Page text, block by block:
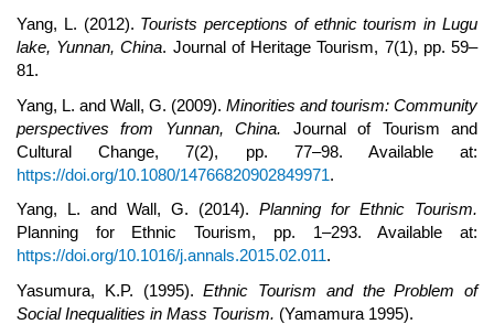
Yang, L. (2012). Tourists perceptions of ethnic tourism in Lugu
lake, Yunnan, China. Journal of Heritage Tourism, 7(1), pp. 59–
81.
Yang, L. and Wall, G. (2009). Minorities and tourism: Community
perspectives from Yunnan, China. Journal of Tourism and
Cultural Change, 7(2), pp. 77–98. Available at:
https://doi.org/10.1080/14766820902849971.
Yang, L. and Wall, G. (2014). Planning for Ethnic Tourism.
Planning for Ethnic Tourism, pp. 1–293. Available at:
https://doi.org/10.1016/j.annals.2015.02.011.
Yasumura, K.P. (1995).Ethnic Tourism and the Problem of
Social Inequalities in Mass Tourism. (Yamamura 1995).